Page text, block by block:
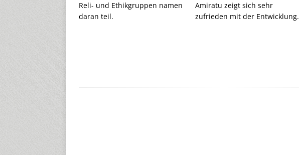
Reli- und Ethikgruppen namen
daran teil.
Amiratu zeigt sich sehr
zufrieden mit der Entwicklung.